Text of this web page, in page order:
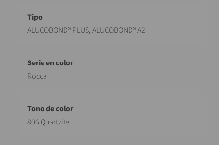
Designación
ALUCOBOND® PLUS, ALUCOBOND® A2
Rocca
806 Quartzite